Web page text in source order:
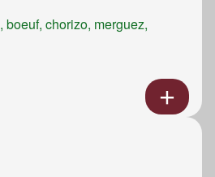
boeuf, chorizo, merguez,